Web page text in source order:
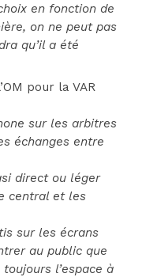
en fonction de
on ne peut pas
qu’il a été
pour la VAR
sur les arbitres
échanges entre
direct ou léger
central et les
sur les écrans
au public que
l’espace à